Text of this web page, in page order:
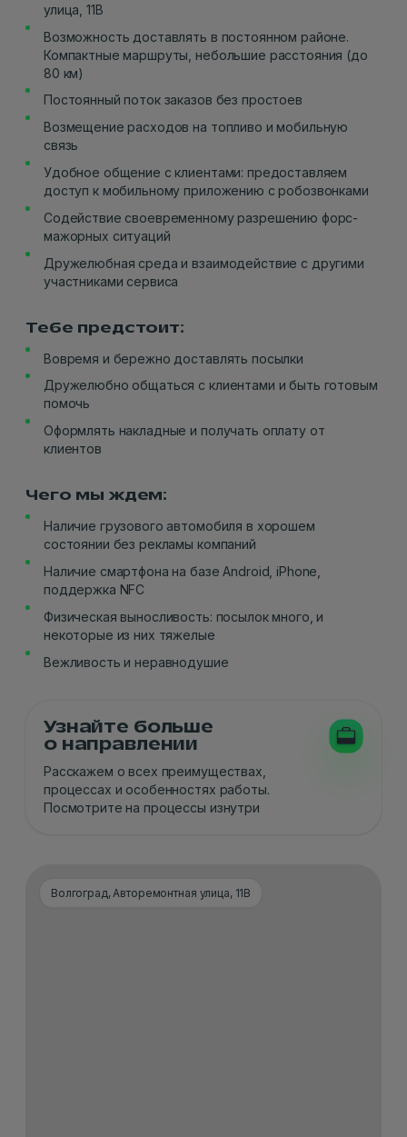
улица, 11В
Возможность доставлять в постоянном районе.
Компактные маршруты, небольшие расстояния (до
80 км)
Постоянный поток заказов без простоев
Возмещение расходов на топливо и мобильную
связь
Удобное общение с клиентами: предоставляем
доступ к мобильному приложению с робозвонками
Содействие своевременному разрешению форс-
мажорных ситуаций
Дружелюбная среда и взаимодействие с другими
участниками сервиса
Тебе предстоит:
Вовремя и бережно доставлять посылки
Дружелюбно общаться с клиентами и быть готовым
помочь
Оформлять накладные и получать оплату от
клиентов
Чего мы ждем:
Наличие грузового автомобиля в хорошем
состоянии без рекламы компаний
Наличие смартфона на базе Android, iPhone,
поддержка NFC
Физическая выносливость: посылок много, и
некоторые из них тяжелые
Вежливость и неравнодушие
Узнайте больше
о направлении
Расскажем о всех преимуществах,
процессах и особенностях работы.
Посмотрите на процессы изнутри
Волгоград, Авторемонтная улица, 11В